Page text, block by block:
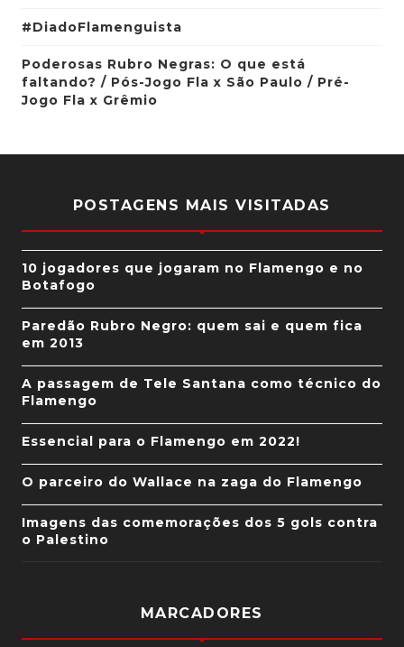
#DiadoFlamenguista
Poderosas Rubro Negras: O que está
faltando? / Pós-Jogo Fla x São Paulo / Pré-
Jogo Fla x Grêmio
POSTAGENS MAIS VISITADAS
10 jogadores que jogaram no Flamengo e no
Botafogo
Paredão Rubro Negro: quem sai e quem fica
em 2013
A passagem de Tele Santana como técnico do
Flamengo
Essencial para o Flamengo em 2022!
O parceiro do Wallace na zaga do Flamengo
Imagens das comemorações dos 5 gols contra
o Palestino
MARCADORES